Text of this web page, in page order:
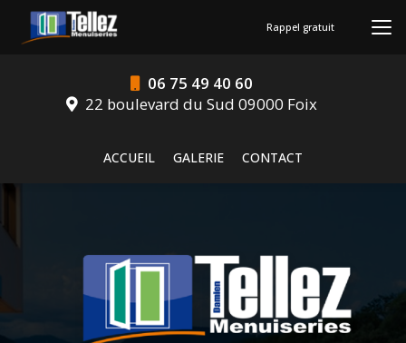
contenu
06 75 49 40 60
22 boulevard du Sud 09000 Foix
ACCUEIL
GALERIE CONTACT
Rappel gratuit